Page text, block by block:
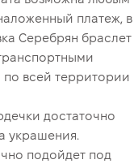
платеж, в
Серебрян браслет
всей территории
достаточно
украшения.
подойдет под